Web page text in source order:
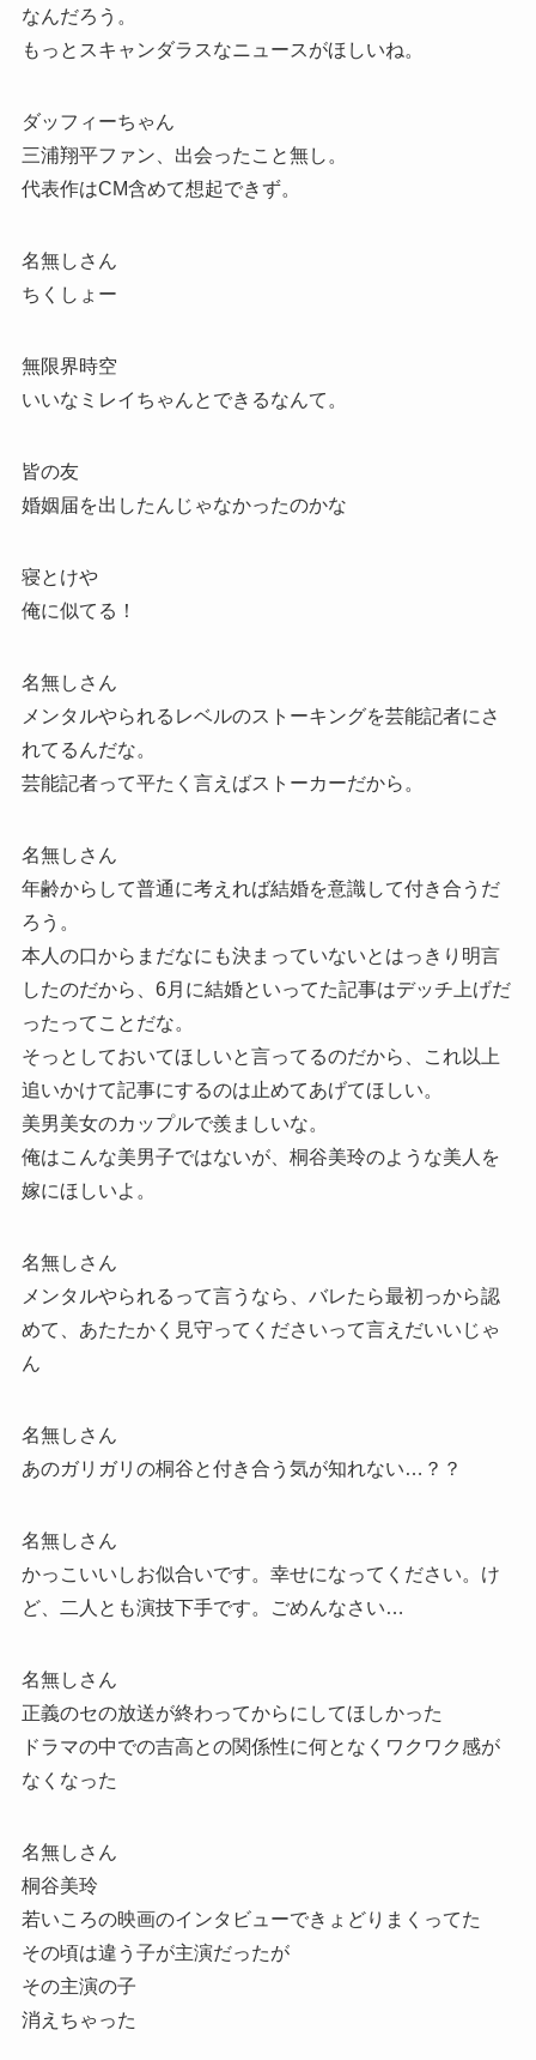
なんだろう。
もっとスキャンダラスなニュースがほしいね。
ダッフィーちゃん
三浦翔平ファン、出会ったこと無し。
代表作はCM含めて想起できず。
名無しさん
ちくしょー
無限界時空
いいなミレイちゃんとできるなんて。
皆の友
婚姻届を出したんじゃなかったのかな
寝とけや
俺に似てる！
名無しさん
メンタルやられるレベルのストーキングを芸能記者にさ
れてるんだな。
芸能記者って平たく言えばストーカーだから。
名無しさん
年齢からして普通に考えれば結婚を意識して付き合うだ
ろう。
本人の口からまだなにも決まっていないとはっきり明言
したのだから、6月に結婚といってた記事はデッチ上げだ
ったってことだな。
そっとしておいてほしいと言ってるのだから、これ以上
追いかけて記事にするのは止めてあげてほしい。
美男美女のカップルで羨ましいな。
俺はこんな美男子ではないが、桐谷美玲のような美人を
嫁にほしいよ。
名無しさん
メンタルやられるって言うなら、バレたら最初っから認
めて、あたたかく見守ってくださいって言えだいいじゃ
ん
名無しさん
あのガリガリの桐谷と付き合う気が知れない…？？
名無しさん
かっこいいしお似合いです。幸せになってください。け
ど、二人とも演技下手です。ごめんなさい…
名無しさん
正義のセの放送が終わってからにしてほしかった
ドラマの中での吉高との関係性に何となくワクワク感が
なくなった
名無しさん
桐谷美玲
若いころの映画のインタビューできょどりまくってた
その頃は違う子が主演だったが
その主演の子
消えちゃった